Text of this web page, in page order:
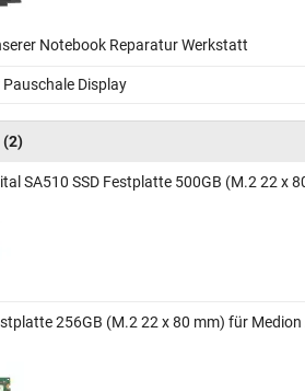
Notebook Reparatur Werkstatt
Display
(2)
SA510 SSD Festplatte 500GB (M.2 22 x
256GB (M.2 22 x 80 mm) für